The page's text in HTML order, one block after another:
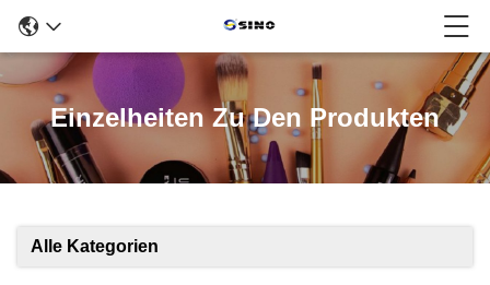
Einzelheiten Zu Den Produkten
Alle Kategorien